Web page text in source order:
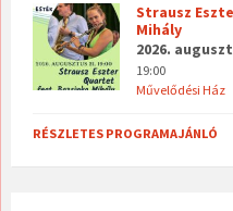
Strausz
Mihály
2026.
19:00
Művelődési Ház
RÉSZLETES PROGRAMAJÁNLÓ